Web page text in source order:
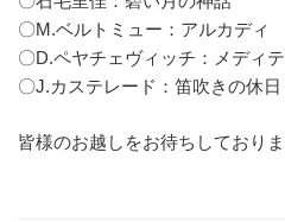
〇M.ベルトミュー：アルカディ
〇D.ペヤチェヴィッチ：メディ
〇J.カステレード：笛吹き
皆様のお越しをお待ちしておりま